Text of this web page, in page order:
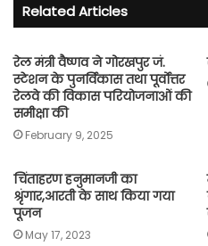
Related Articles
रेल मंत्री वैष्णव ने गोरखपुर जं.
स्टेशन के पुनर्विकास तथा पूर्वोत्तर
रेलवे की विकास परियोजनाओं की
समीक्षा की
February 9, 2025
चिंताहरण हनुमानजी का
श्रृंगार,आरती के साथ किया गया
पूजन
May 17, 2023